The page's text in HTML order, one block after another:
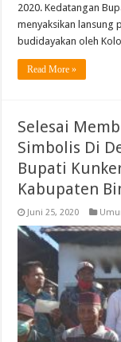
2020. Kedatangan
menyaksikan lansung
budidayakan oleh
Read More »
Selesai
Simbolis Di
Bupati
Kabupaten
Juni 25, 2020